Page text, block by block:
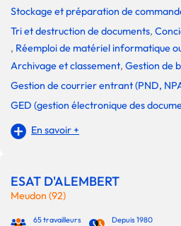
Stockage et préparation de
Tri et destruction de documents,
, Réemploi de matériel informatique
Archivage et classement, Gestion de
Gestion de courrier entrant (PND,
GED (gestion électronique des
En savoir +
ESAT D'ALEMBERT
Meudon (92)
65 travailleurs Depuis 1980